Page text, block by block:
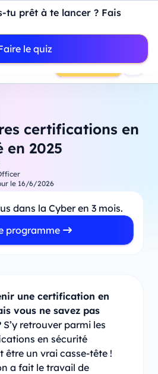
tu prêt à te lancer ? Fais
le quiz
votre premier
11 Août
18h00
Parents Entreprises
Prendre RDV
certifications en
en 2025
le 16/6/2026
dans la Cyber en 3 mois.
programme
une certification en
vous ne savez pas
S’y retrouver parmi les
en sécurité
être un vrai casse-tête !
a fait le travail de